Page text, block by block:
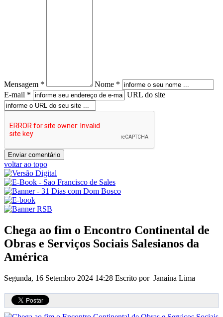
Mensagem *
Nome *
E-mail *
URL do site
voltar ao topo
Chega ao fim o Encontro Continental de
Obras e Serviços Sociais Salesianos da
América
Segunda, 16 Setembro 2024 14:28 Escrito por Janaína Lima